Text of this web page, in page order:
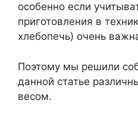
особенно если
приготовления в
хлебопечь) очень
Поэтому мы решили
данной статье
весом.